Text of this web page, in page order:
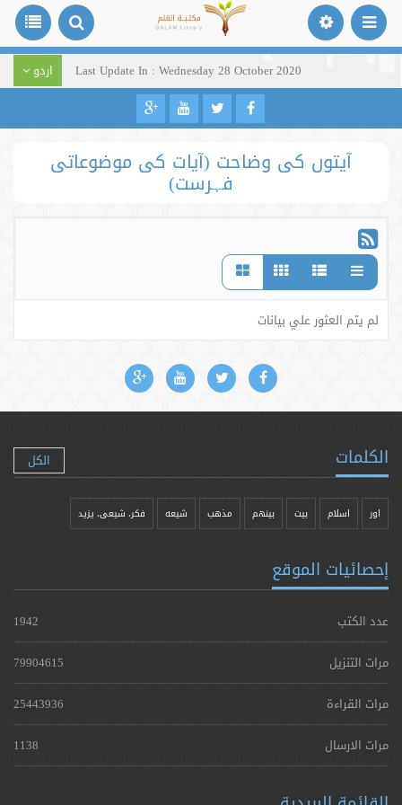
Last Update In : Wednesday 28 October 2020 اردو
آیتوں کی وضاحت (آیات کی موضوعاتی
فہرست)
لم يتم العثور علي بيانات
الكلمات الكل
اور اسلام بیت بينهم مذهب شيعه فکر، شیعی، یزيد
إحصائيات الموقع
عدد الكتب
1942
مرات التنزيل
79904615
مرات القراءة
25443936
مرات الارسال
1138